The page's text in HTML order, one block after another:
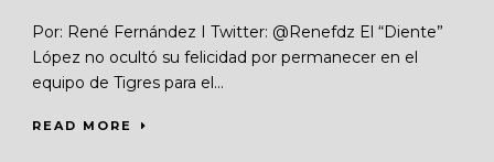
Por: René Fernández I Twitter: @Renefdz El “Diente”
López no ocultó su felicidad por permanecer en el
equipo de Tigres para el...
READ MORE